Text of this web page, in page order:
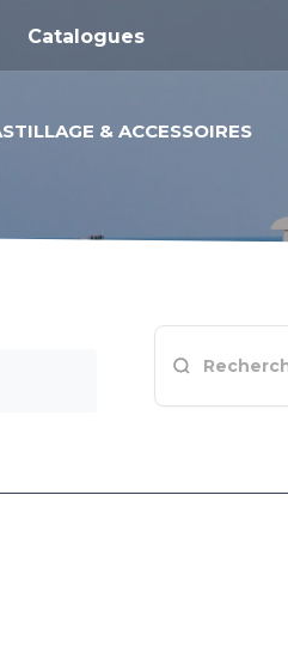
Catalogues
& ACCESSOIRES